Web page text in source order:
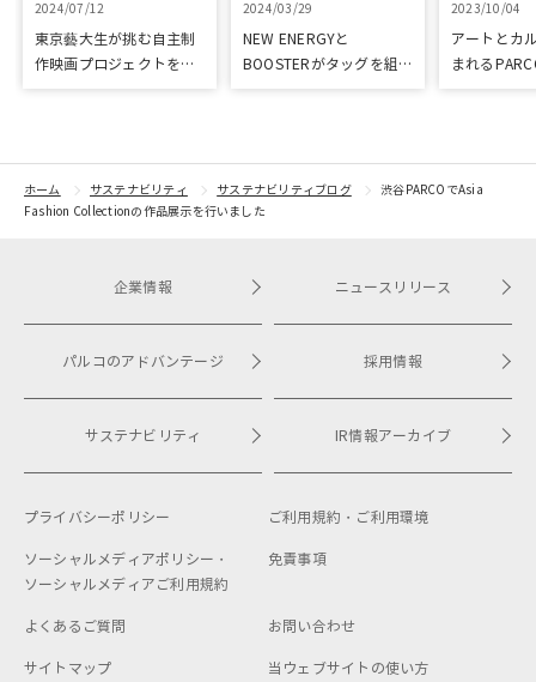
2024/07/12
東京藝大生が挑む自主制
作映画プロジェクトをク
2024/03/29
NEW ENERGYと
BOOSTERがタッグを組
2023/10/04
アートとカ
まれる
ホーム サステナビリティ サステナビリティブログ
渋谷PARCOでAsia
Fashion Collectionの作品展示を行いました
企業情報
パルコのアドバンテージ
サステナビリティ
ニュースリリース
採用情報
IR情報アーカイブ
プライバシーポリシー ご利用規約・ ご利用環境
ソーシャルメディアポリシー・
ソーシャルメディアご利用規約
免責事項
よくあるご質問 お問い合わせ
サイトマップ 当ウェブサイトの使い方